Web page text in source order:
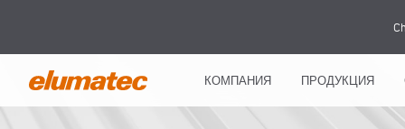
КОМПАНИЯ ПРОДУКЦИЯ